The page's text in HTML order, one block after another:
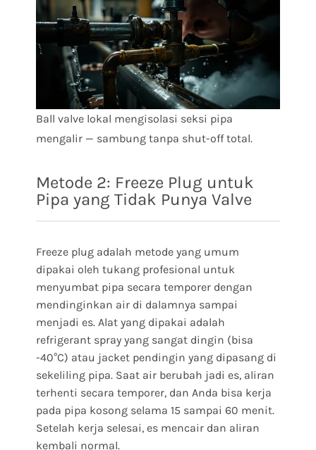
Ball valve lokal mengisolasi seksi pipa
mengalir — sambung tanpa shut-off total.
Metode 2: Freeze Plug untuk
Pipa yang Tidak Punya Valve
Freeze plug adalah metode yang umum
dipakai oleh tukang profesional untuk
menyumbat pipa secara temporer dengan
mendinginkan air di dalamnya sampai
menjadi es. Alat yang dipakai adalah
refrigerant spray yang sangat dingin (bisa
-40°C) atau jacket pendingin yang dipasang di
sekeliling pipa. Saat air berubah jadi es, aliran
terhenti secara temporer, dan Anda bisa kerja
pada pipa kosong selama 15 sampai 60 menit.
Setelah kerja selesai, es mencair dan aliran
kembali normal.